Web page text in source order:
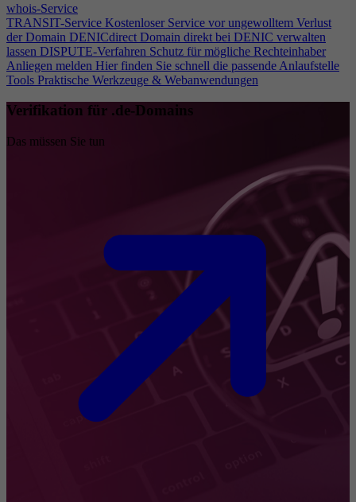
whois-Service
TRANSIT-Service Kostenloser Service vor ungewolltem Verlust
der Domain DENICdirect Domain direkt bei DENIC verwalten
lassen DISPUTE-Verfahren Schutz für mögliche Rechteinhaber
Anliegen melden Hier finden Sie schnell die passende Anlaufstelle
Tools Praktische Werkzeuge & Webanwendungen
Verifikation für .de-Domains
Das müssen Sie tun